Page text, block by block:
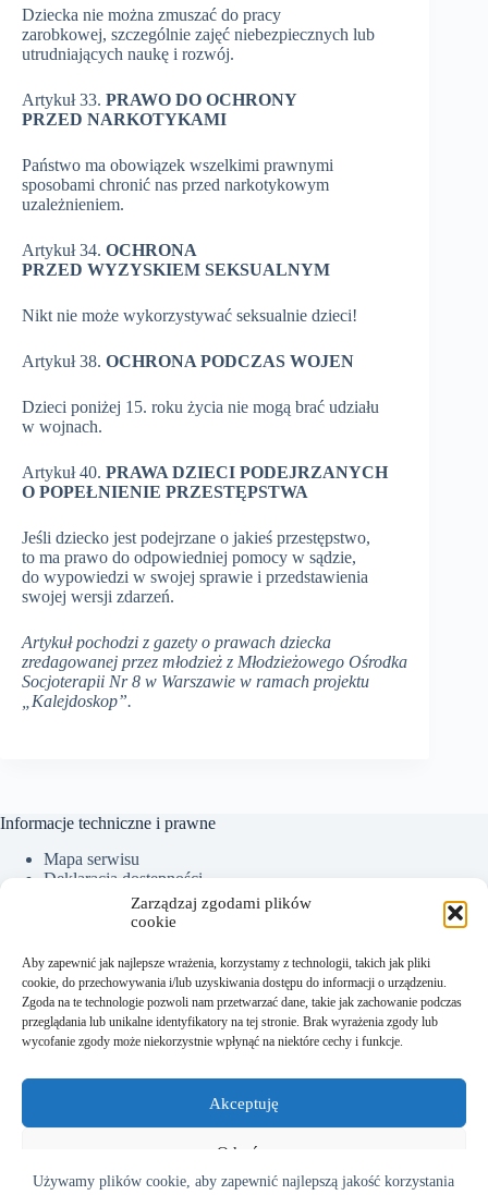
Zarządzaj zgodami plików
cookie
Aby zapewnić jak najlepsze wrażenia, korzystamy z technologii, takich jak pliki
cookie, do przechowywania i/lub uzyskiwania dostępu do informacji o urządzeniu.
Zgoda na te technologie pozwoli nam przetwarzać dane, takie jak zachowanie podczas
przeglądania lub unikalne identyfikatory na tej stronie. Brak wyrażenia zgody lub
wycofanie zgody może niekorzystnie wpłynąć na niektóre cechy i funkcje.
Akceptuję
Odmów
Używamy plików cookie, aby zapewnić najlepszą jakość korzystania
Dziecka nie można zmuszać do pracy
zarobkowej, szczególnie zajęć niebezpiecznych lub
utrudniających naukę i rozwój.
Artykuł 33. PRAWO DO OCHRONY
PRZED NARKOTYKAMI
Państwo ma obowiązek wszelkimi prawnymi
sposobami chronić nas przed narkotykowym
uzależnieniem.
Artykuł 34. OCHRONA
PRZED WYZYSKIEM SEKSUALNYM
Nikt nie może wykorzystywać seksualnie dzieci!
Artykuł 38. OCHRONA PODCZAS WOJEN
Dzieci poniżej 15. roku życia nie mogą brać udziału
w wojnach.
Artykuł 40. PRAWA DZIECI PODEJRZANYCH
O POPEŁNIENIE PRZESTĘPSTWA
Jeśli dziecko jest podejrzane o jakieś przestępstwo,
to ma prawo do odpowiedniej pomocy w sądzie,
do wypowiedzi w swojej sprawie i przedstawienia
swojej wersji zdarzeń.
Artykuł pochodzi z gazety o prawach dziecka
zredagowanej przez młodzież z Młodzieżowego Ośrodka
Socjoterapii Nr 8 w Warszawie w ramach projektu
„Kalejdoskop”.
Informacje techniczne i prawne
Mapa serwisu
Deklaracja dostępności
Ochrona Danych Osobowych
Polityka plików cookies (EU)
Kontakt:
Sekretariat tel.: +48 18 300 01 93
Dyrektor tel. kom.: +48 782 538 840
Szkoła Muzyczna I stopnia w Starym Sączu